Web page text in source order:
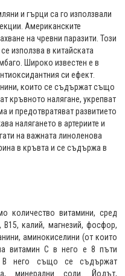
и гърци са го използвали
Американските
на чревни паразити. Този
използва в китайската
Широко известен е в
си ефект.
които се съдържат също
кръвното налягане, укрепват
и предотвратяват развитието
налягането в артериите и
на важната линоленова
в кръвта и се съдържа в
количество витамини, сред
калий, магнезий, фосфор,
аминокиселини (от които
витамин С в него е 8 пъти
В него също се съдържат
минерални соли. Йодът,